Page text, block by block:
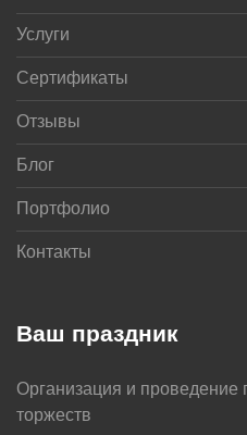
Ваш праздник
Организация и проведение
торжеств
Услуги
Сертификаты
Отзывы
Блог
Портфолио
Контакты